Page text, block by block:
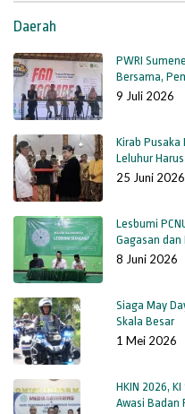
Daerah
PWRI
Bersama,
9 Juli 2026
Kirab Pusaka
Leluhur
25 Juni 2026
Lesbumi
Gagasan dan
8 Juni 2026
Siaga May
Skala Besar
1 Mei 2026
HKIN 2026,
Awasi Badan